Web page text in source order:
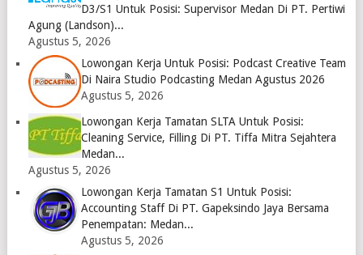
D3/S1 Untuk Posisi: Supervisor Medan Di PT. Pertiwi
Agung (Landson)...
Agustus 5, 2026
Lowongan Kerja Untuk Posisi: Podcast Creative Team
Di Naira Studio Podcasting Medan Agustus 2026
Agustus 5, 2026
Lowongan Kerja Tamatan SLTA Untuk Posisi:
Cleaning Service, Filling Di PT. Tiffa Mitra Sejahtera
Medan...
Agustus 5, 2026
Lowongan Kerja Tamatan S1 Untuk Posisi:
Accounting Staff Di PT. Gapeksindo Jaya Bersama
Penempatan: Medan...
Agustus 5, 2026